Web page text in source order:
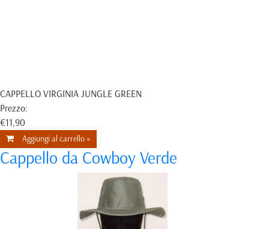
CAPPELLO VIRGINIA JUNGLE GREEN
Prezzo:
€11,90
Aggiungi al carrello »
Cappello da Cowboy Verde